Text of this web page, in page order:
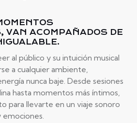
VAN ACOMPAÑADOS DE
al público y su intuición musical
a cualquier ambiente,
nunca baje. Desde sesiones
hasta momentos más íntimos,
para llevarte en un viaje sonoro